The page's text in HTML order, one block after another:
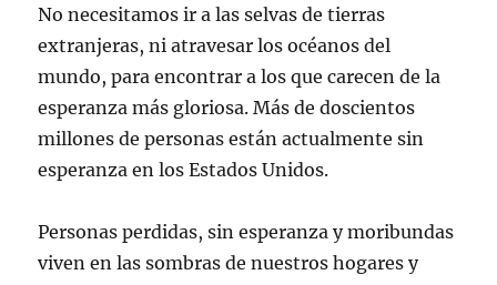
No necesitamos ir a las selvas de tierras
extranjeras, ni atravesar los océanos del
mundo, para encontrar a los que carecen de la
esperanza más gloriosa. Más de doscientos
millones de personas están actualmente sin
esperanza en los Estados Unidos.
Personas perdidas, sin esperanza y moribundas
viven en las sombras de nuestros hogares y